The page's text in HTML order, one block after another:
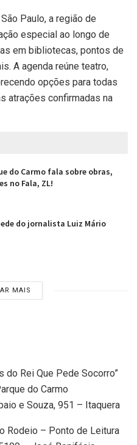
Paulo, a região de
especial ao longo de
em bibliotecas, pontos de
A agenda reúne teatro,
opções para todas
atrações confirmadas na
do Carmo fala sobre obras,
no Fala, ZL!
do jornalista Luiz Mário
MAIS
do Rei Que Pede Socorro”
do Carmo
e Souza, 951 – Itaquera
Rodeio – Ponto de Leitura